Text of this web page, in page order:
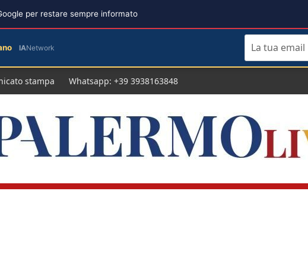
stampa Whatsapp: +39 3938163848
per restare sempre informato
IANetwork